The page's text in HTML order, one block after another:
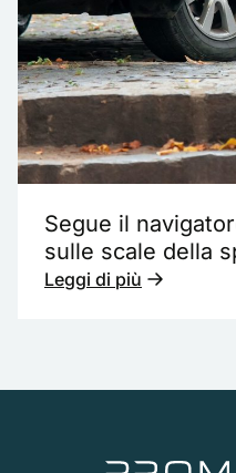
Segue il
sulle scale della
Leggi di più